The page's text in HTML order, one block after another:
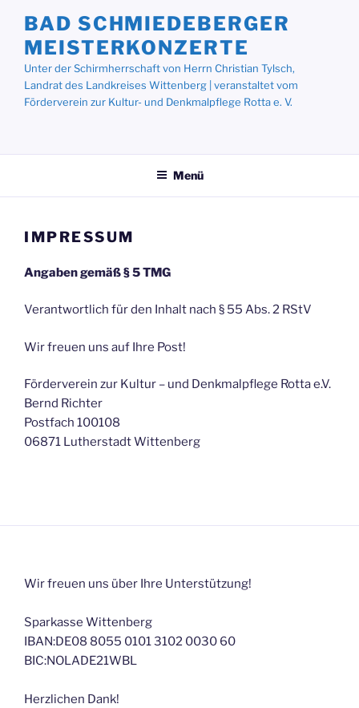
Inhalt
springen
BAD SCHMIEDEBERGER
MEISTERKONZERTE
Unter der Schirmherrschaft von Herrn Christian Tylsch,
Landrat des Landkreises Wittenberg | veranstaltet vom
Förderverein zur Kultur- und Denkmalpflege Rotta e. V.
Menü
IMPRESSUM
Angaben gemäß § 5 TMG
Verantwortlich für den Inhalt nach § 55 Abs. 2 RStV
Wir freuen uns auf Ihre Post!
Förderverein zur Kultur – und Denkmalpflege Rotta e.V.
Bernd Richter
Postfach 100108
06871 Lutherstadt Wittenberg
Wir freuen uns über Ihre Unterstützung!
Sparkasse Wittenberg
IBAN:DE08 8055 0101 3102 0030 60
BIC:NOLADE21WBL
Herzlichen Dank!